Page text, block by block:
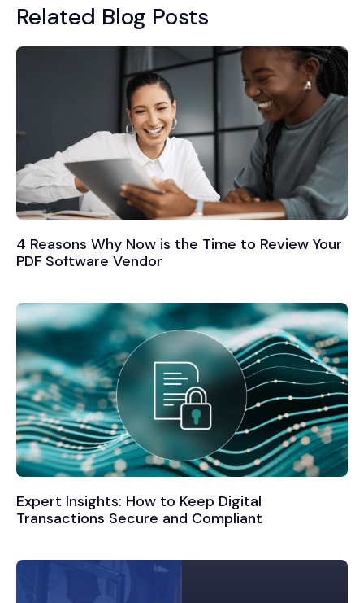
Related Blog Posts
4 Reasons Why Now is the Time to Review Your
PDF Software Vendor
Expert Insights: How to Keep Digital
Transactions Secure and Compliant